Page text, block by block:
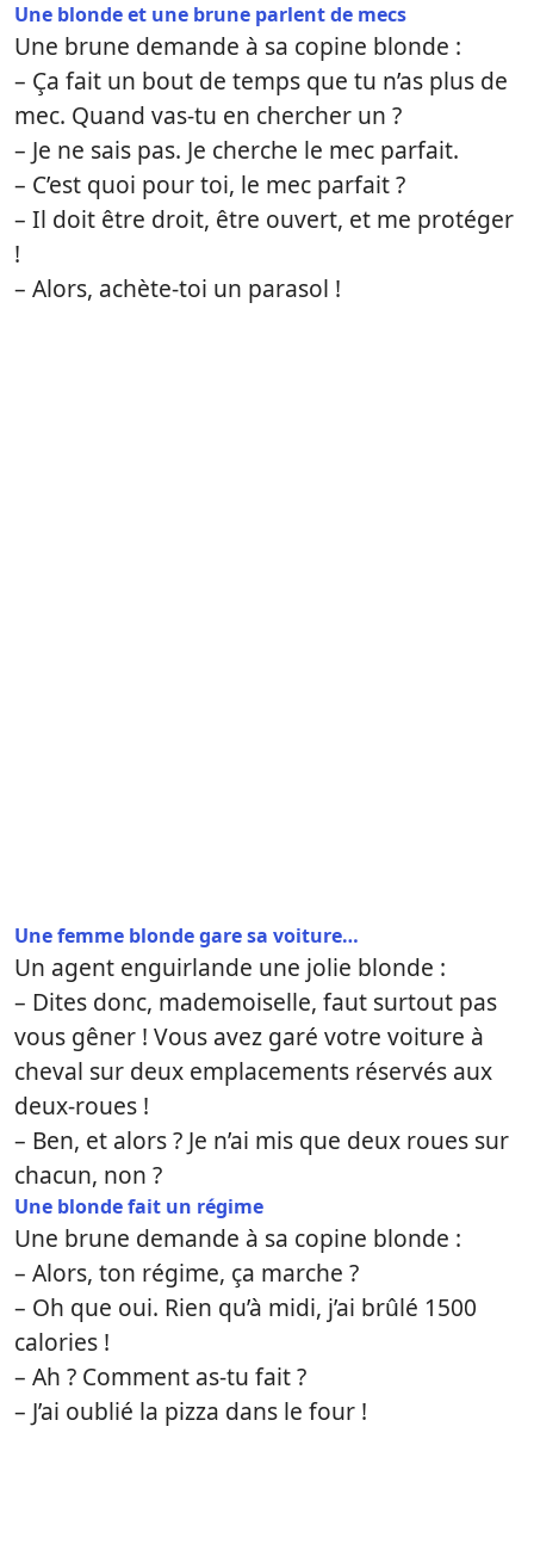
Une blonde et une brune parlent de mecs
Une brune demande à sa copine blonde :
– Ça fait un bout de temps que tu n’as plus de
mec. Quand vas-tu en chercher un ?
– Je ne sais pas. Je cherche le mec parfait.
– C’est quoi pour toi, le mec parfait ?
– Il doit être droit, être ouvert, et me protéger
!
– Alors, achète-toi un parasol !
Une femme blonde gare sa voiture…
Un agent enguirlande une jolie blonde :
– Dites donc, mademoiselle, faut surtout pas
vous gêner ! Vous avez garé votre voiture à
cheval sur deux emplacements réservés aux
deux-roues !
– Ben, et alors ? Je n’ai mis que deux roues sur
chacun, non ?
Une blonde fait un régime
Une brune demande à sa copine blonde :
– Alors, ton régime, ça marche ?
– Oh que oui. Rien qu’à midi, j’ai brûlé 1500
calories !
– Ah ? Comment as-tu fait ?
– J’ai oublié la pizza dans le four !